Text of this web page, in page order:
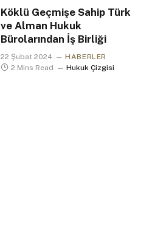
Köklü Geçmişe Sahip Türk
ve Alman Hukuk
Bürolarından İş Birliği
22 Şubat 2024
HABERLER
2 Mins Read
Hukuk Çizgisi